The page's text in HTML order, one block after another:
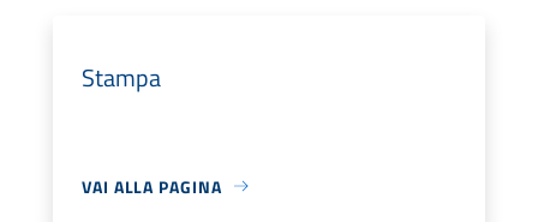
Stampa
VAI ALLA PAGINA